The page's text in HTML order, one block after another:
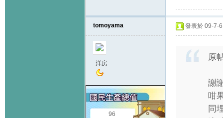
tomoyama
洋房
96
發表於 09-7-
原
謝
咁
同